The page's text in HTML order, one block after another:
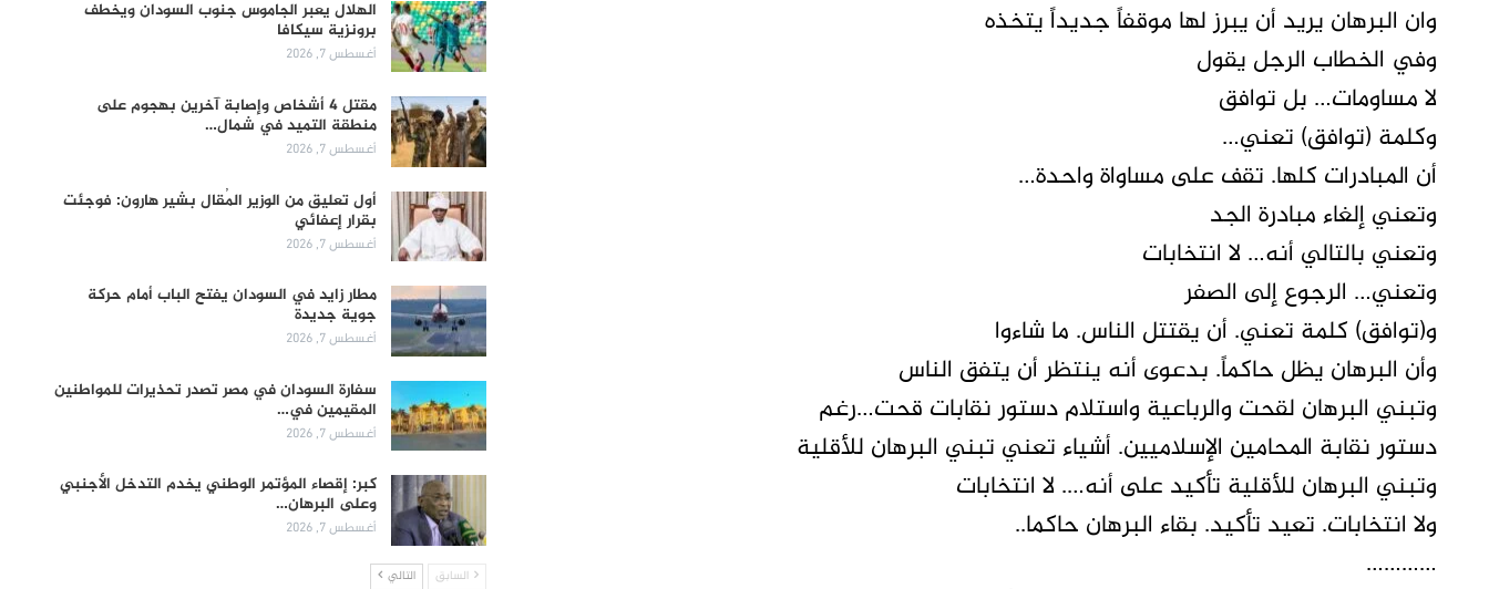
وان البرهان يريد أن يبرز لها موقفاً جديداً يتخذه
وفي الخطاب الرجل يقول
لا مساومات… بل توافق
وكلمة (توافق) تعني…
أن المبادرات كلها. تقف على مساواة واحدة…
وتعني إلغاء مبادرة الجد
وتعني بالتالي أنه… لا انتخابات
وتعني… الرجوع إلى الصفر
و(توافق) كلمة تعني. أن يقتتل الناس. ما شاءوا
وأن البرهان يظل حاكماً. بدعوى أنه ينتظر أن يتفق الناس
وتبني البرهان لقحت والرباعية واستلام دستور نقابات قحت…رغم
دستور نقابة المحامين الإسلاميين. أشياء تعني تبني البرهان للأقلية
وتبني البرهان للأقلية تأكيد على أنه…. لا انتخابات
ولا انتخابات. تعيد تأكيد. بقاء البرهان حاكما..
…………
الهلال يعبر الجاموس جنوب السودان ويخطف
برونزية سيكافا
أغسطس 7, 2026
مقتل 4 أشخاص وإصابة آخرين بهجوم على
منطقة التميد في شمال…
أغسطس 7, 2026
أول تعليق من الوزير المُقال بشير هارون: فوجئت
بقرار إعفائي
أغسطس 7, 2026
مطار زايد في السودان يفتح الباب أمام حركة
جوية جديدة
أغسطس 7, 2026
سفارة السودان في مصر تصدر تحذيرات للمواطنين
المقيمين في…
أغسطس 7, 2026
كبر: إقصاء المؤتمر الوطني يخدم التدخل الأجنبي
وعلى البرهان…
أغسطس 7, 2026
السابق التالي